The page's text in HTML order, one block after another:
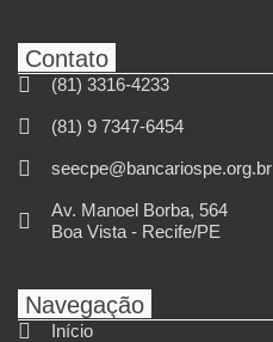
Contato
(81) 3316-4233
(81) 9 7347-6454
seecpe@bancariospe.org.br
Av. Manoel Borba, 564
Boa Vista - Recife/PE
Navegação
Início